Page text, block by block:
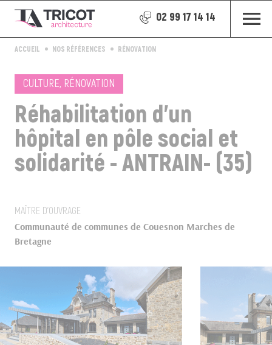
02 99 17 14 14
ACCUEIL NOS RÉFÉRENCES RÉNOVATION
CULTURE, RÉNOVATION
Réhabilitation d'un
hôpital en pôle social et
solidarité - ANTRAIN- (35)
MAÎTRE D’OUVRAGE
Communauté de communes de Couesnon Marches de
Bretagne